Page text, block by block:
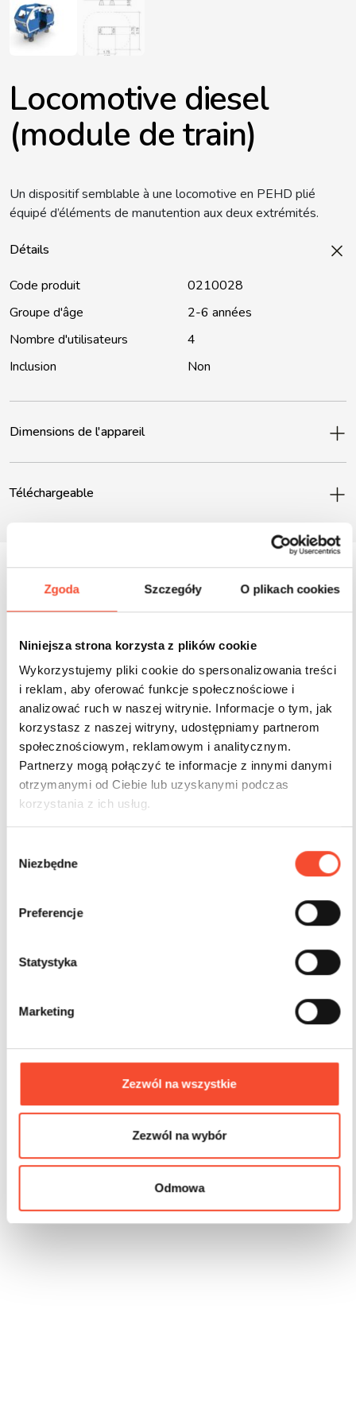
Zgoda Szczegóły O plikach cookies
Niniejsza strona korzysta z plików cookie
Wykorzystujemy pliki cookie do spersonalizowania treści
i reklam, aby oferować funkcje społecznościowe i
analizować ruch w naszej witrynie. Informacje o tym, jak
korzystasz z naszej witryny, udostępniamy partnerom
społecznościowym, reklamowym i analitycznym.
Partnerzy mogą połączyć te informacje z innymi danymi
otrzymanymi od Ciebie lub uzyskanymi podczas
korzystania z ich usług.
Niezbędne
Preferencje
Statystyka
Marketing
Zezwól na wszystkie
Zezwól na wybór
Odmowa
Locomotive diesel
(module de train)
Un dispositif semblable à une locomotive en PEHD plié
équipé d’éléments de manutention aux deux extrémités.
Détails
Code produit
0210028
Groupe d'âge
2-6 années
Nombre d'utilisateurs
4
Inclusion
Non
Dimensions de l'appareil
Téléchargeable
Inne produkty z tej serii